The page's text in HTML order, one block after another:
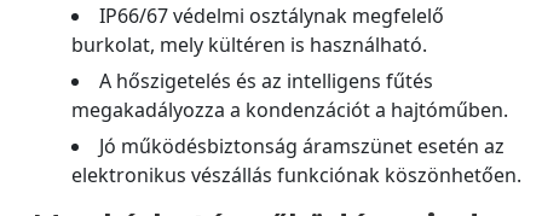
IP66/67 védelmi osztálynak megfelelő
burkolat, mely kültéren is használható.
A hőszigetelés és az intelligens fűtés
megakadályozza a kondenzációt a hajtóműben.
Jó működésbiztonság áramszünet esetén az
elektronikus vészállás funkciónak köszönhetően.